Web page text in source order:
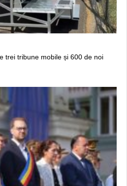
trei tribune mobile și 600 de noi